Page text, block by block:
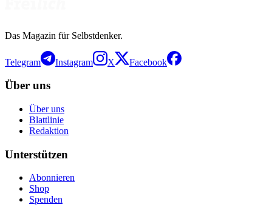
Das Magazin für Selbstdenker.
Telegram Instagram X Facebook
Über uns
Über uns
Blattlinie
Redaktion
Unterstützen
Abonnieren
Shop
Spenden